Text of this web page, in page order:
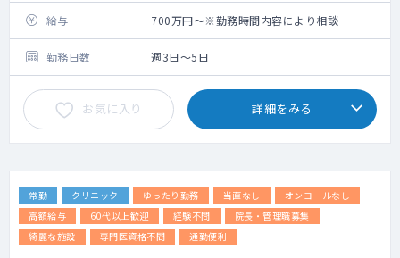
給与 700万円～※勤務時間内容により相談
勤務日数 週3日～5日
お気に入り 詳細をみる
常勤 クリニック ゆったり勤務 当直なし
オンコールなし
高額給与
60代以上歓迎 経験不問
院長・管理職募集
綺麗な施設
専門医資格不問 通勤便利